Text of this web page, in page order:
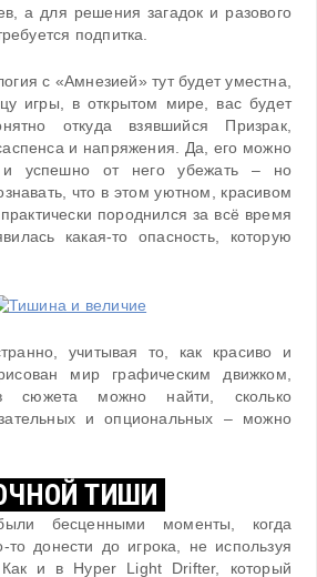
а для решения загадок и разового
подпитка.
с «Амнезией» тут будет уместна,
игры, в открытом мире, вас будет
откуда взявшийся Призрак,
и напряжения. Да, его можно
и успешно от него убежать – но
что в этом уютном, красивом
породнился за всё время
какая-то опасность, которую
учитывая то, как красиво и
мир графическим движком,
сюжета можно найти, сколько
и опциональных – можно
ТИШИ
бесценными моменты, когда
то донести до игрока, не используя
и в Hyper Light Drifter, который